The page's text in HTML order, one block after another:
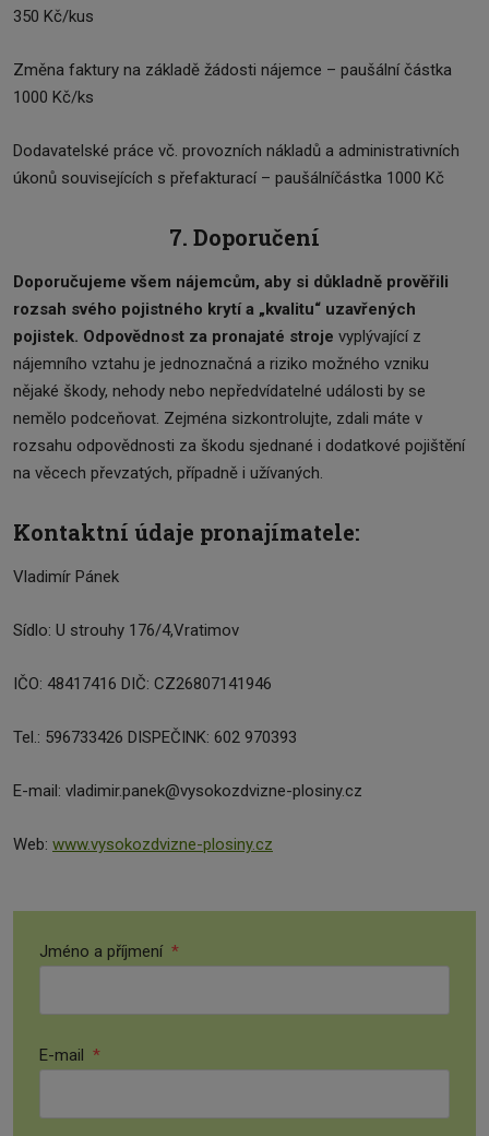
350 Kč/kus
Změna faktury na základě žádosti nájemce – paušální částka
1000 Kč/ks
Dodavatelské práce vč. provozních nákladů a administrativních
úkonů souvisejících s přefakturací – paušálníčástka 1000 Kč
7. Doporučení
Doporučujeme všem nájemcům, aby si důkladně prověřili
rozsah svého pojistného krytí a „kvalitu“ uzavřených
pojistek. Odpovědnost za pronajaté stroje vyplývající z
nájemního vztahu je jednoznačná a riziko možného vzniku
nějaké škody, nehody nebo nepředvídatelné události by se
nemělo podceňovat. Zejména sizkontrolujte, zdali máte v
rozsahu odpovědnosti za škodu sjednané i dodatkové pojištění
na věcech převzatých, případně i užívaných.
Kontaktní údaje pronajímatele:
Vladimír Pánek
Sídlo: U strouhy 176/4,Vratimov
IČO: 48417416 DIČ: CZ26807141946
Tel.: 596733426 DISPEČINK: 602 970393
E-mail: vladimir.panek@vysokozdvizne-plosiny.cz
Web: www.vysokozdvizne-plosiny.cz
Jméno a příjmení *
E-mail *